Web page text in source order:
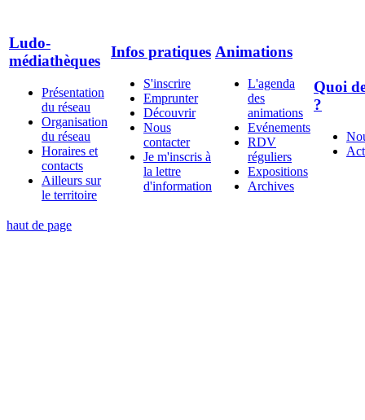
Ludo-
médiathèques
Présentation
du réseau
Organisation
du réseau
Horaires et
contacts
Ailleurs sur
le territoire
Infos pratiques
S'inscrire
Emprunter
Découvrir
Nous
contacter
Je m'inscris à
la lettre
d'information
Animations
L'agenda
des
animations
Evénements
RDV
réguliers
Expositions
Archives
Quoi
?
haut de page